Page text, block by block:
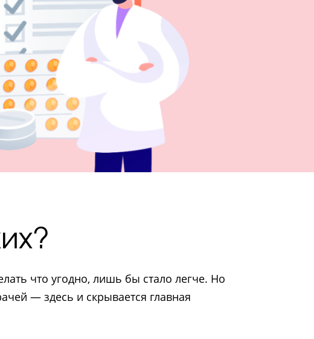
что угодно, лишь бы стало легче. Но
— здесь и скрывается главная